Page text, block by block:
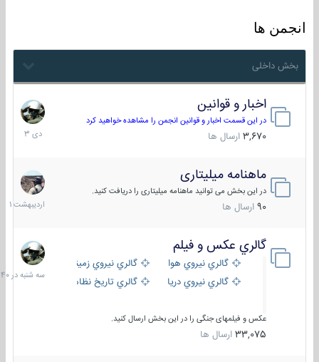
انجمن ها
بخش داخلی
اخبار و قوانین
در این قسمت اخبار و قوانین انجمن را مشاهده خواهید کرد
3,670 ارسال ها
22
دی
1403
ماهنامه میلیتاری
در این بخش می توانید ماهنامه میلیتاری را دریافت کنید.
90 ارسال ها
30
1401
گالري عكس و فيلم
گالري نيروي هوايي
گالري نيروي زميني
گالري نيروي دريايي
گالري تاریخ نظامی
عکس و فیلمهای جنگی را در این بخش ارسال کنید.
33,075 ارسال ها
سه
شنبه
در